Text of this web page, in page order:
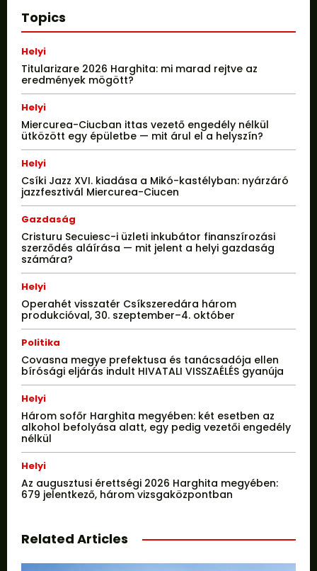
Topics
Helyi
Titularizare 2026 Harghita: mi marad rejtve az
eredmények mögött?
Helyi
Miercurea-Ciucban ittas vezető engedély nélkül
ütközött egy épületbe — mit árul el a helyszín?
Helyi
Csíki Jazz XVI. kiadása a Mikó-kastélyban: nyárzáró
jazzfesztivál Miercurea-Ciucen
Gazdaság
Cristuru Secuiesc-i üzleti inkubátor finanszírozási
szerződés aláírása — mit jelent a helyi gazdaság
számára?
Helyi
Operahét visszatér Csíkszeredára három
produkcióval, 30. szeptember–4. október
Politika
Covasna megye prefektusa és tanácsadója ellen
bírósági eljárás indult HIVATALI VISSZAÉLÉS gyanúja
Helyi
Három sofőr Harghita megyében: két esetben az
alkohol befolyása alatt, egy pedig vezetői engedély
nélkül
Helyi
Az augusztusi érettségi 2026 Harghita megyében:
679 jelentkező, három vizsgaközpontban
Related Articles